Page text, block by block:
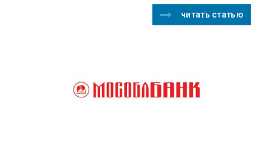
читать статью